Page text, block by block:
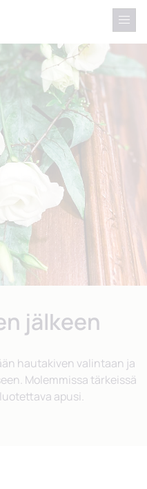
jälkeen
hautakiven valintaan ja
Molemmissa tärkeissä
apusi.